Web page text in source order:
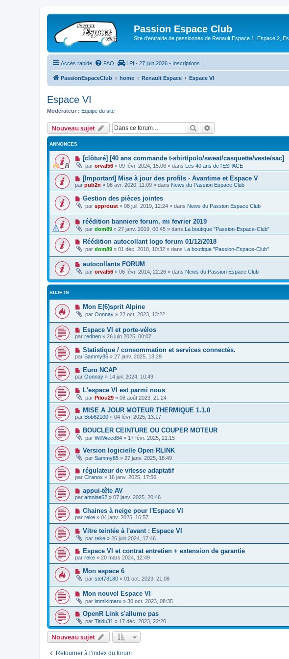
Passion Espace Club
Site d'entraide de passionnés de Renault Espace 1, Espace 2,
Accès rapide FAQ LPI - 27 juin 2026 - Inscriptions !
PassionEspaceClub home Renault Espace Espace VI
Espace VI
Modérateur : Equipe du site
Nouveau sujet Rechercher
ANNONCES
[clôturé] [40 ans commande t-shirt/polo/sweat/casquette/veste/sac]
par orval56 » 09 févr. 2024, 15:06 » dans Les 40 ans de l'ESPACE
[Important] Mise à jour des profils - Avantime et Espace V
par pub2n » 06 avr. 2020, 11:09 » dans News du Passion Espace Club
Gestion des pièces jointes
par spproust » 08 juil. 2019, 12:24 » dans News du Passion Espace Club
réédition banniere forum, mi fevrier 2019
par dom89 » 27 janv. 2019, 00:45 » dans La boutique "Passion-Espace-Club"
Réédition autocollant logo forum 01/12/2018
par dom89 » 01 déc. 2018, 10:32 » dans La boutique "Passion-Espace-Club"
autocollants FORUM
par orval56 » 06 févr. 2014, 22:26 » dans News du Passion Espace Club
SUJETS
Mon E(6)sprit Alpine
par Oonnay » 22 oct. 2023, 13:22
Espace VI et porte-vélos
par redben » 26 juin 2025, 00:07
Statistique / consommation et services connectés.
par Sammy85 » 27 janv. 2025, 18:29
Euro NCAP
par Oonnay » 14 juil. 2024, 10:49
L'espace VI est parmi nous
par Pilou29 » 08 août 2023, 21:24
MISE A JOUR MOTEUR THERMIQUE 1.1.0
par Bob62100 » 04 févr. 2025, 13:17
BOUCLER CEINTURE OU COUPER MOTEUR
par WillWeed84 » 17 févr. 2025, 21:15
Version logicielle Open RLINK
par Sammy85 » 27 janv. 2025, 18:49
régulateur de vitesse adaptatif
par Ciranox » 16 janv. 2025, 17:56
appui-tête AV
par antoine62 » 07 janv. 2025, 20:46
Chaines à neige pour l'Espace VI
par reke » 04 janv. 2025, 16:57
Vitre teintée à l'avant : Espace VI
par reke » 26 juin 2024, 17:46
Espace VI et contrat entretien + extension de garantie
par reke » 20 mars 2024, 12:49
Mon espace 6
par stef78180 » 01 oct. 2023, 21:08
Mon nouvel Espace VI
par immikimaru » 30 oct. 2023, 08:35
OpenR Link s'allume pas
par Titidu31 » 17 déc. 2023, 22:20
Nouveau sujet
Retourner à l’index du forum